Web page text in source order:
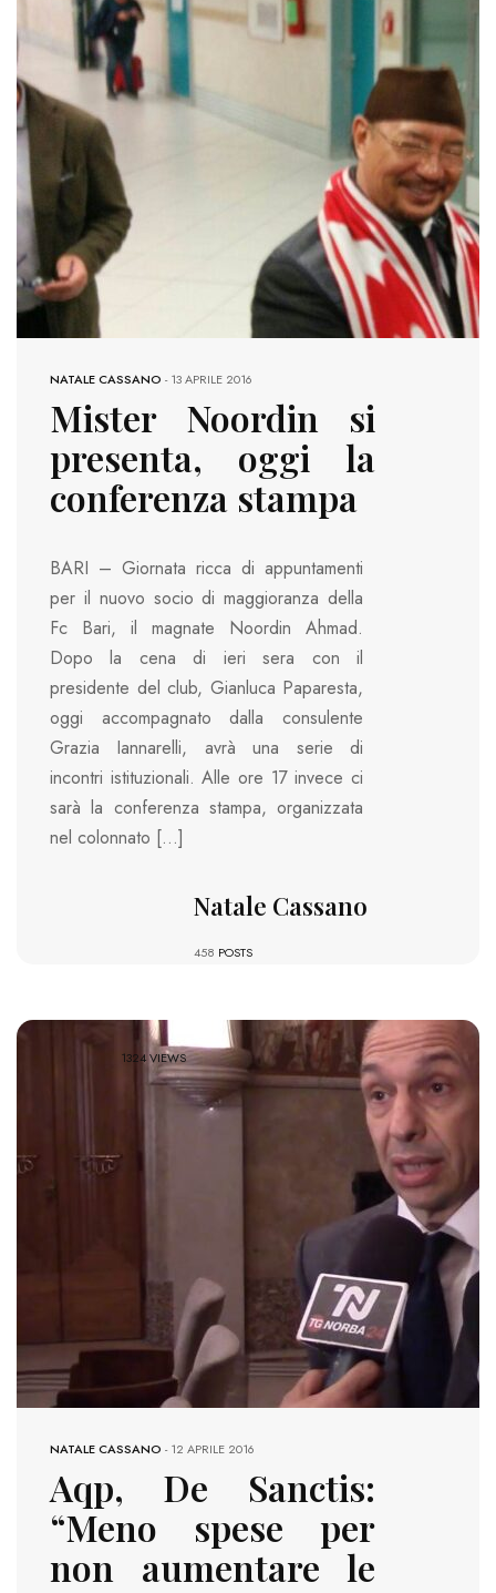
NATALE CASSANO -13 APRILE 2016
Mister Noordin si
presenta, oggi la
conferenza stampa
BARI – Giornata ricca di appuntamenti
per il nuovo socio di maggioranza della
Fc Bari, il magnate Noordin Ahmad.
Dopo la cena di ieri sera con il
presidente del club, Gianluca Paparesta,
oggi accompagnato dalla consulente
Grazia Iannarelli, avrà una serie di
incontri istituzionali. Alle ore 17 invece ci
sarà la conferenza stampa, organizzata
nel colonnato […]
Natale Cassano
458 POSTS
1324 VIEWS
NATALE CASSANO -12 APRILE 2016
Aqp, De Sanctis:
“Meno spese per
non aumentare le